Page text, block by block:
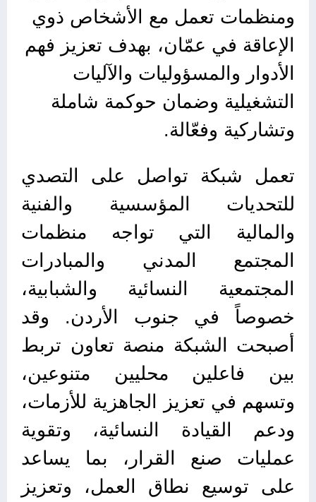
ومنظمات تعمل مع الأشخاص ذوي
الإعاقة في عمّان، بهدف تعزيز فهم
الأدوار والمسؤوليات والآليات
التشغيلية وضمان حوكمة شاملة
وتشاركية وفعّالة.
تعمل شبكة تواصل على التصدي
للتحديات المؤسسية والفنية
والمالية التي تواجه منظمات
المجتمع المدني والمبادرات
المجتمعية النسائية والشبابية،
خصوصاً في جنوب الأردن. وقد
أصبحت الشبكة منصة تعاون تربط
بين فاعلين محليين متنوعين،
وتسهم في تعزيز الجاهزية للأزمات،
ودعم القيادة النسائية، وتقوية
عمليات صنع القرار، بما يساعد
على توسيع نطاق العمل، وتعزيز